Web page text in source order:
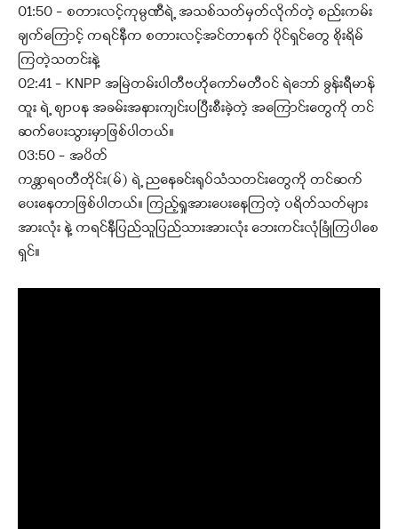
01:50 – စတားလင့်ကုမ္ပဏီရဲ့ အသစ်သတ်မှတ်လိုက်တဲ့ စည်းကမ်း
ချက်ကြောင့် ကရင်နီက စတားလင့်အင်တာနက် ပိုင်ရှင်တွေ စိုးရိမ်
ကြတဲ့သတင်းနဲ့
02:41 – KNPP အမြဲတမ်းပါတီဗဟိုကော်မတီဝင် ရဲဘော် ခွန်းရီမာန်
ထူး ရဲ့ စျာပန အခမ်းအနားကျင်းပပြီးစီးခဲ့တဲ့ အကြောင်းတွေကို တင်
ဆက်ပေးသွားမှာဖြစ်ပါတယ်။
03:50 – အပိတ်
ကန္တာရဝတီတိုင်း(မ်) ရဲ့ ညနေခင်းရုပ်သံသတင်းတွေကို တင်ဆက်
ပေးနေတာဖြစ်ပါတယ်။ ကြည့်ရှုအားပေးနေကြတဲ့ ပရိတ်သတ်များ
အားလုံး နဲ့ ကရင်နီပြည်သူပြည်သားအားလုံး ဘေးကင်းလုံခြုံကြပါစေ
ရှင်။